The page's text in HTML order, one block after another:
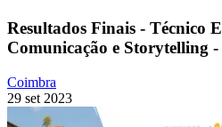
Resultados Finais - Técnico
Comunicação e Storytelling
Coimbra
29 set 2023